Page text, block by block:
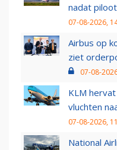
nadat
07-08-2026,
Airbus op
ziet
07-08-
KLM
vluchten
07-08-2026,
National